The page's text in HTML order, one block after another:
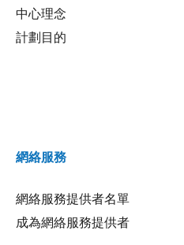
中心理念
計劃目的
網絡服務
網絡服務提供者名單
成為網絡服務提供者